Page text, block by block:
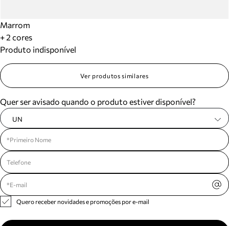
Marrom
+ 2 cores
Produto indisponível
Ver produtos similares
Quer ser avisado quando o produto estiver disponível?
UN
Quero receber novidades e promoções por e-mail